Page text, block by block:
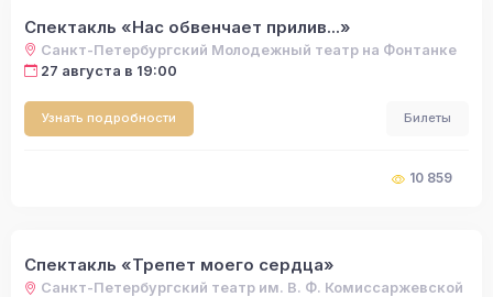
Спектакль «Нас обвенчает прилив...»
Санкт-Петербургский Молодежный театр на Фонтанке
27 августа в 19:00
Узнать подробности Билеты
10 859
Спектакль «Трепет моего сердца»
Санкт-Петербургский театр им. В. Ф. Комиссаржевской